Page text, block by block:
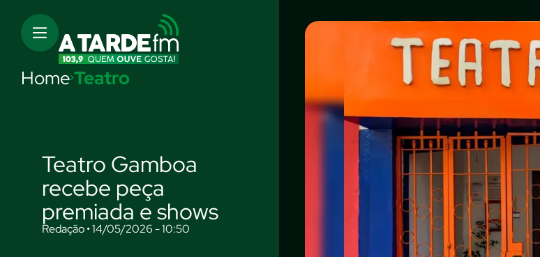
HomeTeatro
Teatro Gamboa
recebe peça
premiada e shows
Redação • 14/05/2026 - 10:50